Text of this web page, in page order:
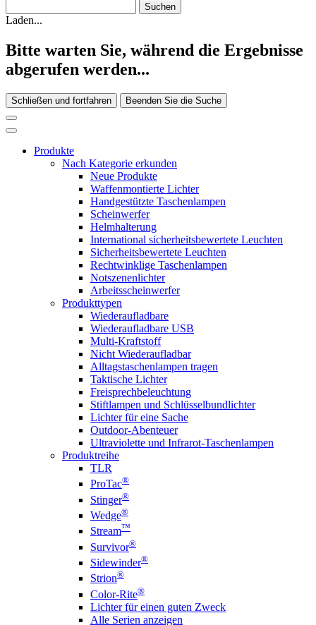
Laden...
Bitte warten Sie, während die Ergebnisse
abgerufen werden...
Schließen und fortfahren Beenden Sie die Suche
Produkte
Nach Kategorie erkunden
Neue Produkte
Waffenmontierte Lichter
Handgestützte Taschenlampen
Scheinwerfer
Helmhalterung
International sicherheitsbewertete Leuchten
Sicherheitsbewertete Leuchten
Rechtwinklige Taschenlampen
Notszenenlichter
Arbeitsscheinwerfer
Produkttypen
Wiederaufladbare
Wiederaufladbare USB
Multi-Kraftstoff
Nicht Wiederaufladbar
Alltagstaschenlampen tragen
Taktische Lichter
Freisprechbeleuchtung
Stiftlampen und Schlüsselbundlichter
Lichter für eine Sache
Outdoor-Abenteuer
Ultraviolette und Infrarot-Taschenlampen
Produktreihe
TLR
ProTac®
Stinger®
Wedge®
Stream™
Survivor®
Sidewinder®
Strion®
Color-Rite®
Lichter für einen guten Zweck
Alle Serien anzeigen